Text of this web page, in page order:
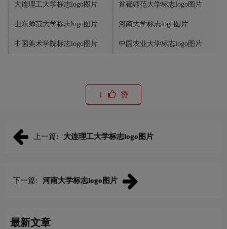
大连理工大学标志logo图片 首都师范大学标志logo图片
山东师范大学标志logo图片 河南大学标志logo图片
中国美术学院标志logo图片 中国农业大学标志logo图片
1 赞
上一篇: 大连理工大学标志logo图片
下一篇: 河南大学标志logo图片
最新文章